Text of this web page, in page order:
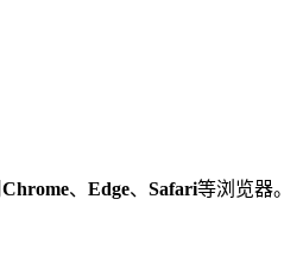
Chrome、 Edge、 Safari等浏览器。